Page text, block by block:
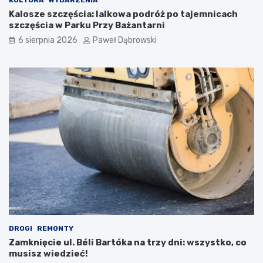
c
i
m
o
d
e
ż
y
Kalosze szczęścia: lalkowa podróż po tajemnicach
szczęścia w Parku Przy Bażantarni
6 sierpnia 2026 Paweł Dąbrowski
DROGI REMONTY
Zamknięcie ul. Béli Bartóka na trzy dni: wszystko, co
musisz wiedzieć!